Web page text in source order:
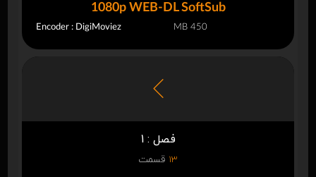
1080p WEB-DL SoftSub
Encoder : DigiMoviez 450 MB
فصل : 1
13 قسمت